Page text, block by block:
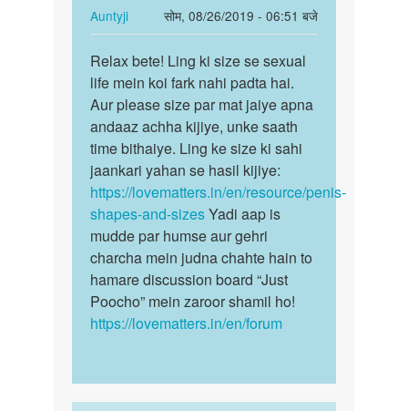
vishay
main…
by
Auntyji
Auntyji
सोम, 08/26/2019 - 06:51 बजे
In
reply
to
Mera.ling.5.inch.ka.hai.kiya…
by
Avsekh
Relax
bete!
Ling
ki
size
se…
Relax bete! Ling ki size se sexual
life mein koi fark nahi padta hai.
Aur please size par mat jaiye apna
andaaz achha kijiye, unke saath
time bithaiye. Ling ke size ki sahi
jaankari yahan se hasil kijiye:
https://lovematters.in/en/resource/penis-
shapes-and-sizesYadi aap is
mudde par humse aur gehri
charcha mein judna chahte hain to
hamare discussion board “Just
Poocho” mein zaroor shamil ho!
https://lovematters.in/en/forum